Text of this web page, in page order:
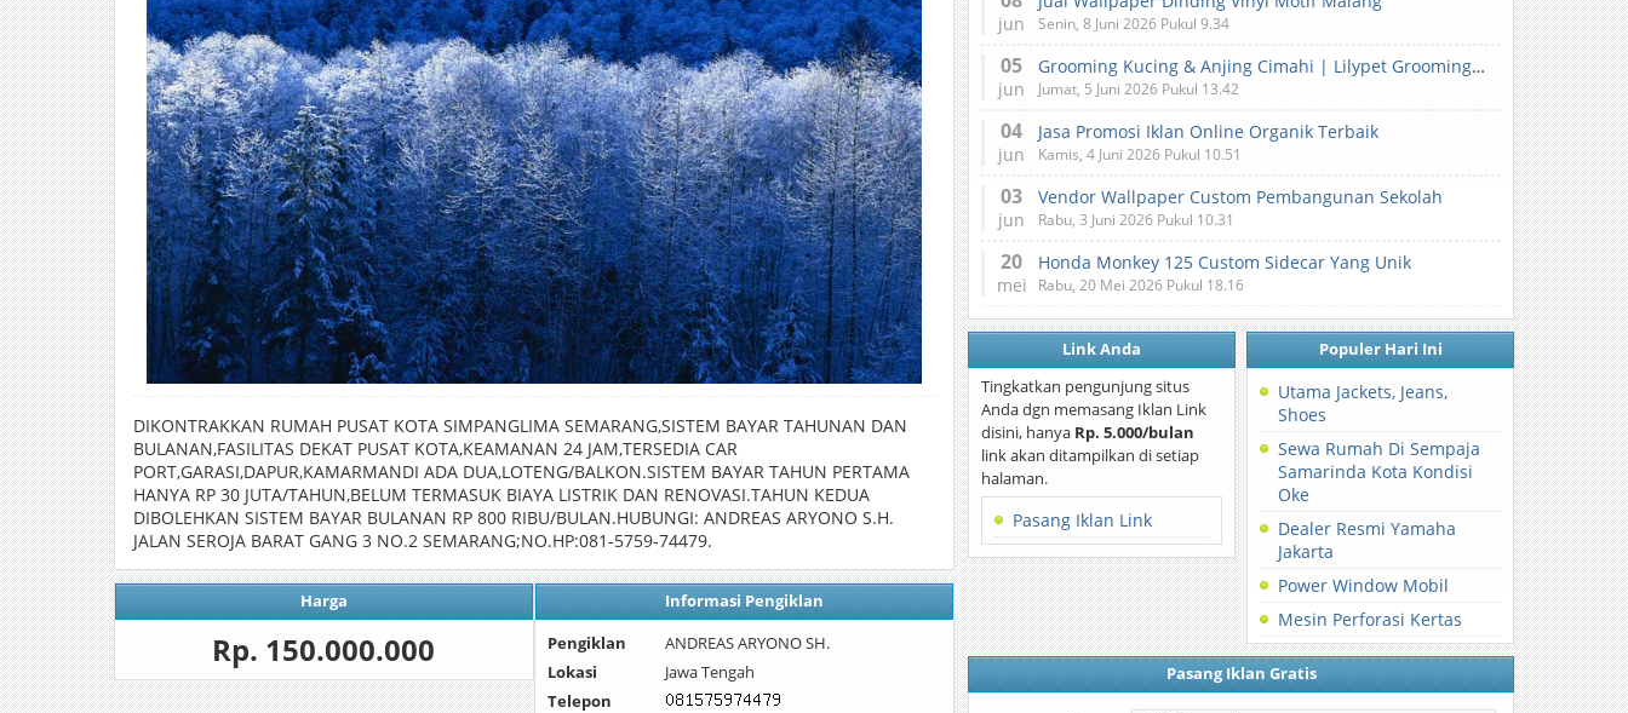
DIKONTRAKKAN RUMAH PUSAT KOTA SIMPANGLIMA SEMARANG,SISTEM BAYAR TAHUNAN DAN
BULANAN,FASILITAS DEKAT PUSAT KOTA,KEAMANAN 24 JAM,TERSEDIA CAR
PORT,GARASI,DAPUR,KAMARMANDI ADA DUA,LOTENG/BALKON.SISTEM BAYAR TAHUN PERTAMA
HANYA RP 30 JUTA/TAHUN,BELUM TERMASUK BIAYA LISTRIK DAN RENOVASI.TAHUN KEDUA
DIBOLEHKAN SISTEM BAYAR BULANAN RP 800 RIBU/BULAN.HUBUNGI: ANDREAS ARYONO S.H.
JALAN SEROJA BARAT GANG 3 NO.2 SEMARANG;NO.HP:081-5759-74479.
Harga
Rp. 150.000.000
Informasi Pengiklan
Pengiklan
ANDREAS ARYONO SH.
Lokasi
Jawa Tengah
Telepon
jun Senin, 8 Juni 2026 Pukul 9.34
05
jun
Grooming Kucing & Anjing Cimahi | Lilypet Grooming & Pet Hotel
Jumat, 5 Juni 2026 Pukul 13.42
04
jun
Jasa Promosi Iklan Online Organik Terbaik
Kamis, 4 Juni 2026 Pukul 10.51
03
jun
Vendor Wallpaper Custom Pembangunan Sekolah
Rabu, 3 Juni 2026 Pukul 10.31
20
mei
Honda Monkey 125 Custom Sidecar Yang Unik
Rabu, 20 Mei 2026 Pukul 18.16
Link Anda
Tingkatkan pengunjung situs
Anda dgn memasang Iklan Link
disini, hanya Rp. 5.000/bulan
link akan ditampilkan di setiap
halaman.
Pasang Iklan Link
Populer Hari Ini
Utama Jackets, Jeans,
Shoes
Sewa Rumah Di Sempaja
Samarinda Kota Kondisi
Oke
Dealer Resmi Yamaha
Jakarta
Power Window Mobil
Mesin Perforasi Kertas
Pasang Iklan Gratis